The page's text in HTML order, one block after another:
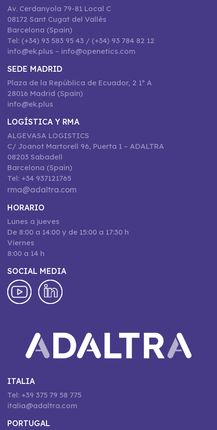
Av. Cerdanyola 79-81 Local C
08172 Sant Cugat del Vallès
Barcelona (Spain)
Tel: (+34) 93 583 95 43 / (+34) 93 784 82 12
info@ek.plus – info@openetics.com
SEDE MADRID
Plaza de la República de Ecuador, 2 1º A
28016 Madrid (Spain)
info@ek.plus
LOGÍSTICA Y RMA
ALGEVASA LOGISTICS
C/ Joanot Martorell 96, Puerta 1 – ADALTRA
08203 Sabadell
Barcelona (Spain)
Tel: +34 937121765
rma@adaltra.com
HORARIO
Lunes a jueves
De 8:00 a 14:00 y de 15:00 a 17:30 h
Viernes
8:00 a 14 h
SOCIAL MEDIA
ITALIA
Tel: +39 375 79 58 775
italia@adaltra.com
PORTUGAL